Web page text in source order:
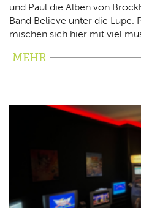
und Paul die Alben von
Band Believe unter die Lupe.
mischen sich hier mit viel
MEHR